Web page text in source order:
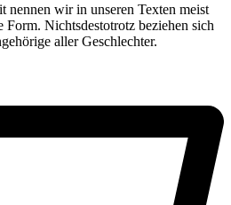
nennen wir in unseren Texten meist
Form. Nichtsdestotrotz beziehen sich
aller Geschlechter.